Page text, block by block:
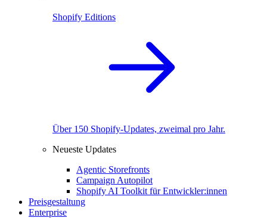
Shopify Editions
Über 150 Shopify-Updates, zweimal pro Jahr.
Neueste Updates
Agentic Storefronts
Campaign Autopilot
Shopify AI Toolkit für Entwickler:innen
Preisgestaltung
Enterprise